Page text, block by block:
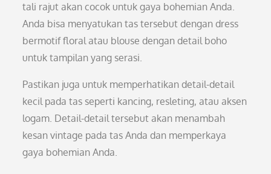
tali rajut akan cocok untuk gaya bohemian Anda.
Anda bisa menyatukan tas tersebut dengan dress
bermotif floral atau blouse dengan detail boho
untuk tampilan yang serasi.
Pastikan juga untuk memperhatikan detail-detail
kecil pada tas seperti kancing, resleting, atau aksen
logam. Detail-detail tersebut akan menambah
kesan vintage pada tas Anda dan memperkaya
gaya bohemian Anda.